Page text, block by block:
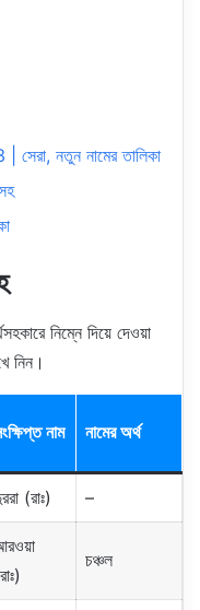
সেরা, নতুন নামের তালিকা
নিম্নে দিয়ে দেওয়া
নিন।
নাম নামের অর্থ
(রাঃ) –
চঞ্চল